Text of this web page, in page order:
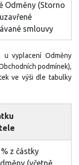
Odměny (Storno
smlouvy
u vyplacení Odměny
podmínek),
ve výši dle tabulky
z částky
(včetně